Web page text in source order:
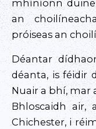
mhíníonn
an
próiseas an
Déantar
déanta, is féidir
Nuair a bhí, mar
Bhloscaidh air,
Chichester, i